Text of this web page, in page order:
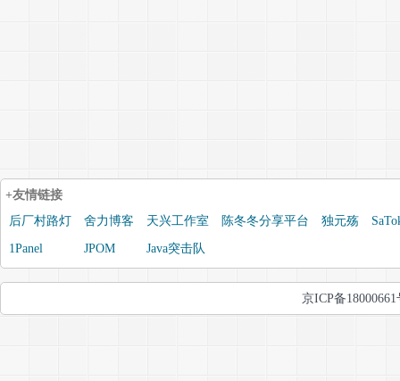
+友情链接
后厂村路灯
舍力博客 天兴工作室 陈冬冬分享平台 独元殇
1Panel JPOM Java突击队
京ICP备18000661